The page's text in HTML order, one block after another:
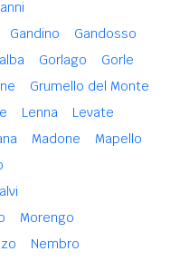
Gandino
Gandosso
Gorlago
Gorle
Grumello del Monte
Lenna
Levate
Madone
Mapello
Morengo
Nembro